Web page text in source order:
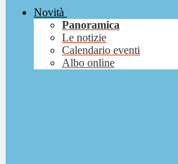
Novità
Panoramica
Le notizie
Calendario eventi
Albo online